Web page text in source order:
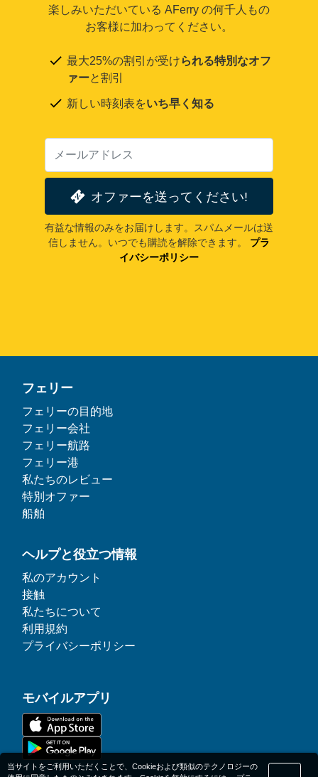
楽しみいただいている AFerry の何千人もの
お客様に加わってください。
最大25%の割引が受けられる特別なオフ
ァーと割引
新しい時刻表をいち早く知る
オファーを送ってください!
有益な情報のみをお届けします。スパムメールは送
信しません。いつでも購読を解除できます。
プラ
イバシーポリシー
フェリー
フェリーの目的地
フェリー会社
フェリー航路
フェリー港
私たちのレビュー
特別オファー
船舶
ヘルプと役立つ情報
私のアカウント
接触
私たちについて
利用規約
プライバシーポリシー
モバイルアプリ
当サイトをご利用いただくことで、Cookieおよび類似のテクノロジーの